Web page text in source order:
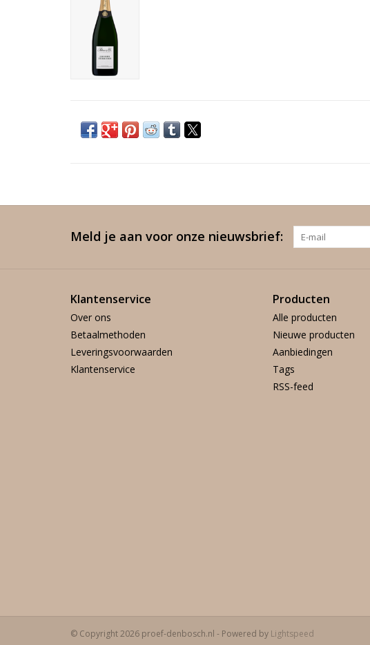
Meld je aan voor onze nieuwsbrief:
Klantenservice
Over ons
Betaalmethoden
Leveringsvoorwaarden
Klantenservice
Producten
Alle producten
Nieuwe producten
Aanbiedingen
Tags
RSS-feed
© Copyright 2026 proef-denbosch.nl - Powered by Lightspeed